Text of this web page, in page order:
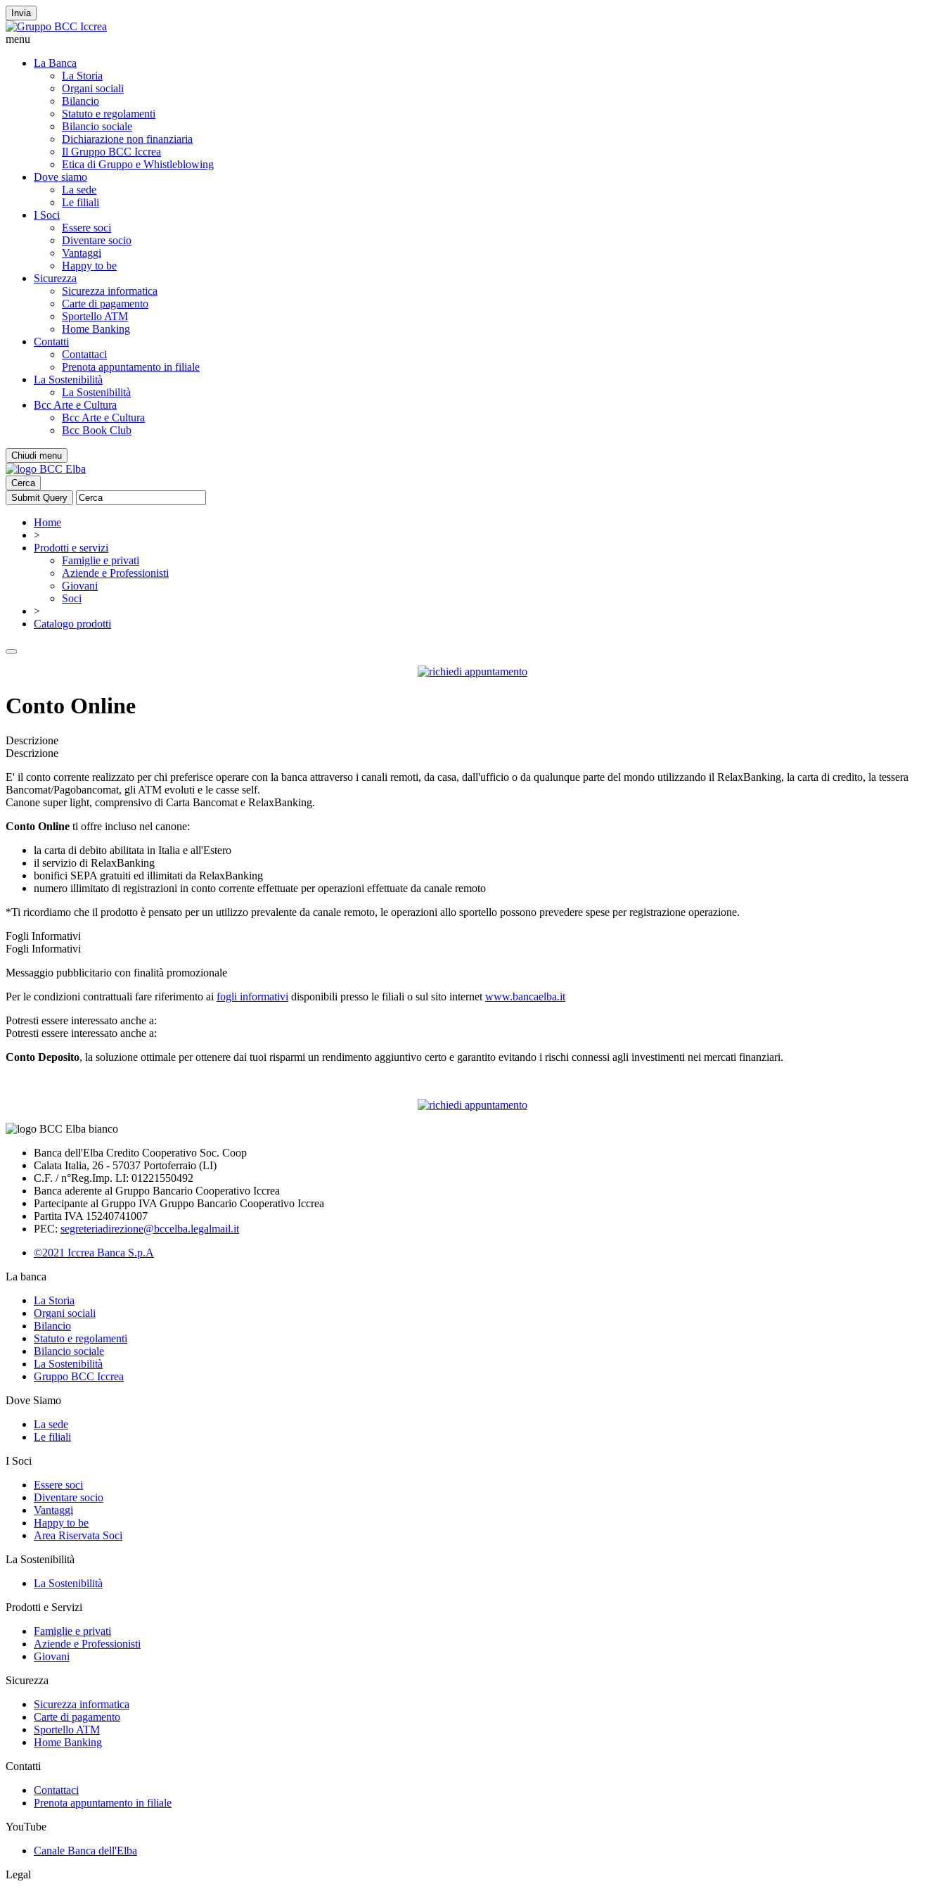
Invia
menu
La Banca
La Storia
Organi sociali
Bilancio
Statuto e regolamenti
Bilancio sociale
Dichiarazione non finanziaria
Il Gruppo BCC Iccrea
Etica di Gruppo e Whistleblowing
Dove siamo
La sede
Le filiali
I Soci
Essere soci
Diventare socio
Vantaggi
Happy to be
Sicurezza
Sicurezza informatica
Carte di pagamento
Sportello ATM
Home Banking
Contatti
Contattaci
Prenota appuntamento in filiale
La Sostenibilità
La Sostenibilità
Bcc Arte e Cultura
Bcc Arte e Cultura
Bcc Book Club
Chiudi menu
Cerca
Home
>
Prodotti e servizi
Famiglie e privati
Aziende e Professionisti
Giovani
Soci
>
Catalogo prodotti
Conto Online
Descrizione
Descrizione
E' il conto corrente realizzato per chi preferisce operare con la banca attraverso i canali remoti, da casa, dall'ufficio o da qualunque parte del mondo utilizzando il RelaxBanking, la carta di credito, la tessera
Bancomat/Pagobancomat, gli ATM evoluti e le casse self.
Canone super light, comprensivo di Carta Bancomat e RelaxBanking.
Conto Online ti offre incluso nel canone:
la carta di debito abilitata in Italia e all'Estero
il servizio di RelaxBanking
bonifici SEPA gratuiti ed illimitati da RelaxBanking
numero illimitato di registrazioni in conto corrente effettuate per operazioni effettuate da canale remoto
*Ti ricordiamo che il prodotto è pensato per un utilizzo prevalente da canale remoto, le operazioni allo sportello possono prevedere spese per registrazione operazione.
Fogli Informativi
Fogli Informativi
Messaggio pubblicitario con finalità promozionale
Per le condizioni contrattuali fare riferimento ai fogli informativi disponibili presso le filiali o sul sito internet www.bancaelba.it
Potresti essere interessato anche a:
Potresti essere interessato anche a:
Conto Deposito, la soluzione ottimale per ottenere dai tuoi risparmi un rendimento aggiuntivo certo e garantito evitando i rischi connessi agli investimenti nei mercati finanziari.
Banca dell'Elba Credito Cooperativo Soc. Coop
Calata Italia, 26 - 57037 Portoferraio (LI)
C.F. / n°Reg.Imp. LI: 01221550492
Banca aderente al Gruppo Bancario Cooperativo Iccrea
Partecipante al Gruppo IVA Gruppo Bancario Cooperativo Iccrea
Partita IVA 15240741007
PEC: segreteriadirezione@bccelba.legalmail.it
©2021 Iccrea Banca S.p.A
La banca
La Storia
Organi sociali
Bilancio
Statuto e regolamenti
Bilancio sociale
La Sostenibilità
Gruppo BCC Iccrea
Dove Siamo
La sede
Le filiali
I Soci
Essere soci
Diventare socio
Vantaggi
Happy to be
Area Riservata Soci
La Sostenibilità
La Sostenibilità
Prodotti e Servizi
Famiglie e privati
Aziende e Professionisti
Giovani
Sicurezza
Sicurezza informatica
Carte di pagamento
Sportello ATM
Home Banking
Contatti
Contattaci
Prenota appuntamento in filiale
YouTube
Canale Banca dell'Elba
Legal